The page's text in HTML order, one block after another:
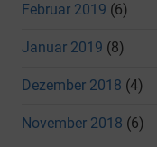
Februar 2019 (6)
Januar 2019 (8)
Dezember 2018 (4)
November 2018 (6)